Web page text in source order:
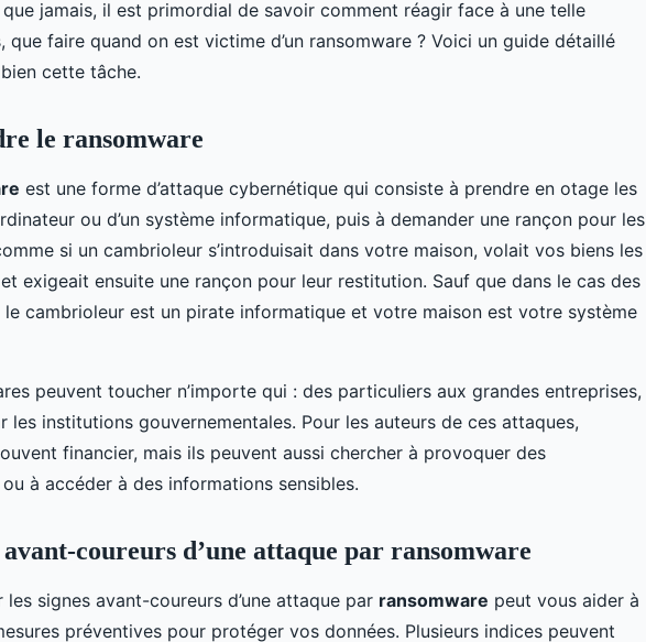
jamais, il est primordial de savoir comment réagir face à une telle
que faire quand on est victime d’un ransomware ? Voici un guide détaillé
cette tâche.
le ransomware
est une forme d’attaque cybernétique qui consiste à prendre en otage les
ou d’un système informatique, puis à demander une rançon pour les
si un cambrioleur s’introduisait dans votre maison, volait vos biens les
exigeait ensuite une rançon pour leur restitution. Sauf que dans le cas des
le cambrioleur est un pirate informatique et votre maison est votre système
peuvent toucher n’importe qui : des particuliers aux grandes entreprises,
les institutions gouvernementales. Pour les auteurs de ces attaques,
financier, mais ils peuvent aussi chercher à provoquer des
à accéder à des informations sensibles.
avant-coureurs d’une attaque par ransomware
les signes avant-coureurs d’une attaque par ransomware peut vous aider à
préventives pour protéger vos données. Plusieurs indices peuvent